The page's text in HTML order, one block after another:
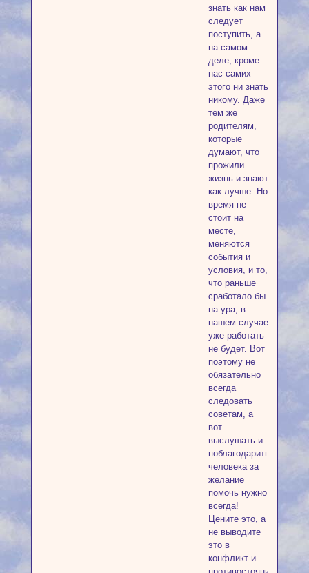
знать как нам
следует
поступить, а
на самом
деле, кроме
нас самих
этого ни знать
никому. Даже
тем же
родителям,
которые
думают, что
прожили
жизнь и знают
как лучше. Но
время не
стоит на
месте,
меняются
события и
условия, и то,
что раньше
сработало бы
на ура, в
нашем случае
уже работать
не будет. Вот
поэтому не
обязательно
всегда
следовать
советам, а
вот
выслушать и
поблагодарить
человека за
желание
помочь нужно
всегда!
Цените это, а
не выводите
это в
конфликт и